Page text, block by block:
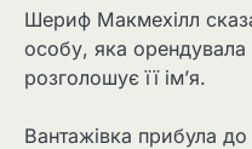
Шериф Макмехілл
особу, яка орендувала
розголошує її ім’я.
Вантажівка прибула